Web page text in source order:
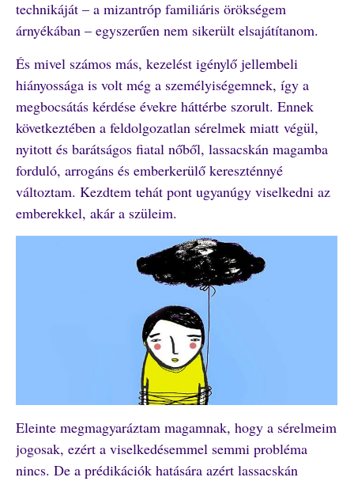
technikáját – a mizantróp familiáris örökségem
árnyékában – egyszerűen nem sikerült elsajátítanom.
És mivel számos más, kezelést igénylő jellembeli
hiányossága is volt még a személyiségemnek, így a
megbocsátás kérdése évekre háttérbe szorult. Ennek
következtében a feldolgozatlan sérelmek miatt végül,
nyitott és barátságos fiatal nőből, lassacskán magamba
forduló, arrogáns és emberkerülő kereszténnyé
változtam. Kezdtem tehát pont ugyanúgy viselkedni az
emberekkel, akár a szüleim.
Eleinte megmagyaráztam magamnak, hogy a sérelmeim
jogosak, ezért a viselkedésemmel semmi probléma
nincs. De a prédikációk hatására azért lassacskán